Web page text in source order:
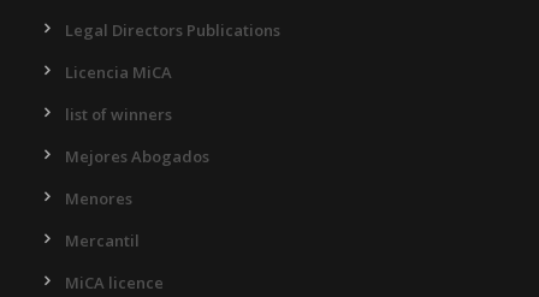
Legal Directors Publications
Licencia MiCA
list of winners
Mejores Abogados
Menores
Mercantil
MiCA licence